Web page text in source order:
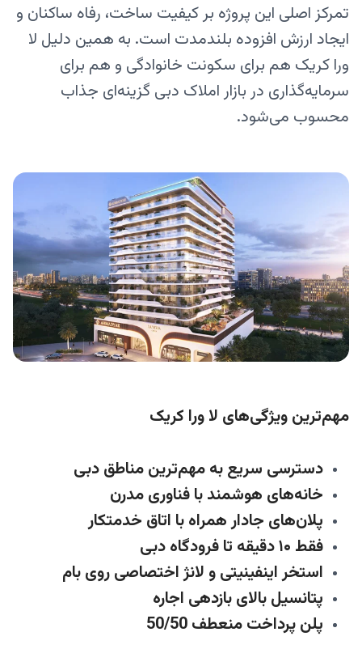
تمرکز اصلی این پروژه بر کیفیت ساخت، رفاه ساکنان و
ایجاد ارزش افزوده بلندمدت است. به همین دلیل لا
ورا کریک هم برای سکونت خانوادگی و هم برای
سرمایه‌گذاری در بازار املاک دبی گزینه‌ای جذاب
محسوب می‌شود.
مهم‌ترین ویژگی‌های لا ورا کریک
دسترسی سریع به مهم‌ترین مناطق دبی
خانه‌های هوشمند با فناوری مدرن
پلان‌های جادار همراه با اتاق خدمتکار
فقط ۱۰ دقیقه تا فرودگاه دبی
استخر اینفینیتی و لانژ اختصاصی روی بام
پتانسیل بالای بازدهی اجاره
پلن پرداخت منعطف 50/50